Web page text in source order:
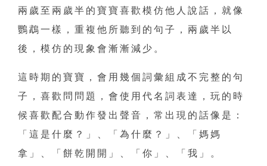
兩歲至兩歲半的寶寶喜歡模仿他人說話，就像
鸚鵡一樣，重複他所聽到的句子，兩歲半以
後，模仿的現象會漸漸減少。
這時期的寶寶，會用幾個詞彙組成不完整的句
子，喜歡問問題，會使用代名詞表達，玩的時
候喜歡配合動作發出聲音，常出現的話像是：
「這是什麼？」、「為什麼？」、「媽媽
拿」、「餅乾開開」、「你」、「我」。